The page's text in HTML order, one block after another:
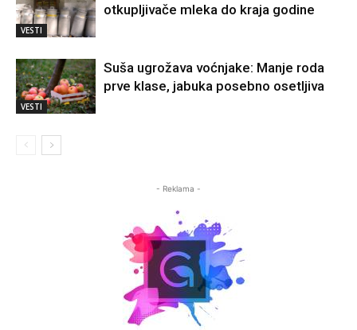
VESTI
otkupljivače mleka do kraja godine
VESTI
Suša ugrožava voćnjake: Manje roda
prve klase, jabuka posebno osetljiva
- Reklama -